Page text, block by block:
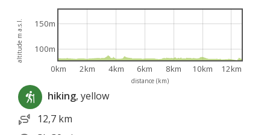
distance (km)
altitude m a.s.l.
0km 2km 4km 6km 8km 10km 12km
100m
150m
hiking, yellow
12,7 km